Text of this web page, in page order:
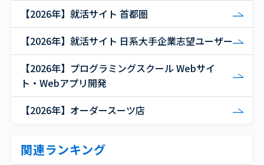
【2026年】就活サイト 首都圏
【2026年】就活サイト 日系大手企業志望ユーザー
【2026年】プログラミングスクール Webサイ
ト・Webアプリ開発
【2026年】オーダースーツ店
関連ランキング